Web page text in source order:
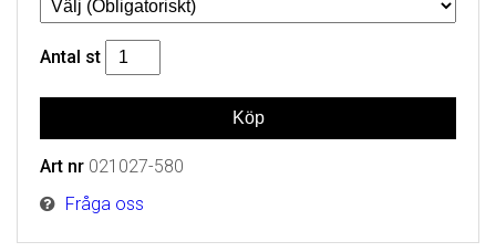
Antal st
Art nr 021027-580
Fråga oss